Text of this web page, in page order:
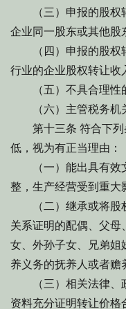
（三）申报的股权
企业同一股东或其他股
（四）申报的股权
行业的企业股权转让收
（五）不具合理性
（六）主管税务机关
第十三条 符合下列
低，视为有正当理由：
（一）能出具有效
整，生产经营受到重大
（二）继承或将股
关系证明的配偶、父母
女、外孙子女、兄弟姐
养义务的抚养人或者赡
（三）相关法律、
资料充分证明转让价